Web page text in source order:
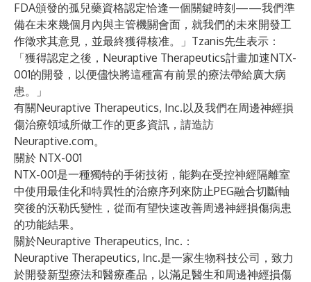
FDA頒發的孤兒藥資格認定恰逢一個關鍵時刻——我們準
備在未來幾個月內與主管機關會面，就我們的未來開發工
作徵求其意見，並最終獲得核准。」Tzanis先生表示：
「獲得認定之後，Neuraptive Therapeutics計畫加速NTX-
001的開發，以便儘快將這種富有前景的療法帶給廣大病
患。」
有關Neuraptive Therapeutics, Inc.以及我們在周邊神經損
傷治療領域所做工作的更多資訊，請造訪
Neuraptive.com。
關於 NTX-001
NTX-001是一種獨特的手術技術，能夠在受控神經隔離室
中使用最佳化和特異性的治療序列來防止PEG融合切斷軸
突後的沃勒氏變性，從而有望快速改善周邊神經損傷病患
的功能結果。
關於Neuraptive Therapeutics, Inc.：
Neuraptive Therapeutics, Inc.是一家生物科技公司，致力
於開發新型療法和醫療產品，以滿足醫生和周邊神經損傷